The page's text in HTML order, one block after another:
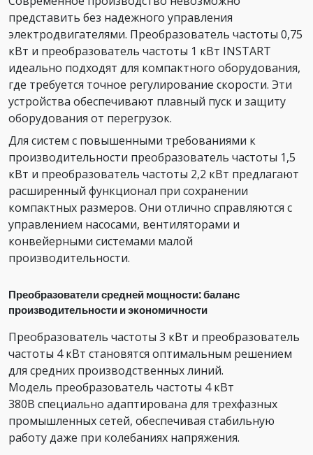
представить без надежного управления
электродвигателями. Преобразователь частоты 0,75
кВт и преобразователь частоты 1 кВт INSTART
идеально подходят для компактного оборудования,
где требуется точное регулирование скорости. Эти
устройства обеспечивают плавный пуск и защиту
оборудования от перегрузок.
Для систем с повышенными требованиями к
производительности преобразователь частоты 1,5
кВт и преобразователь частоты 2,2 кВт предлагают
расширенный функционал при сохранении
компактных размеров. Они отлично справляются с
управлением насосами, вентиляторами и
конвейерными системами малой
производительности.
Преобразователи средней мощности: баланс
производительности и экономичности
Преобразователь частоты 3 кВт и преобразователь
частоты 4 кВт становятся оптимальным решением
для средних производственных линий.
Модель преобразователь частоты 4 кВт
380В специально адаптирована для трехфазных
промышленных сетей, обеспечивая стабильную
работу даже при колебаниях напряжения.